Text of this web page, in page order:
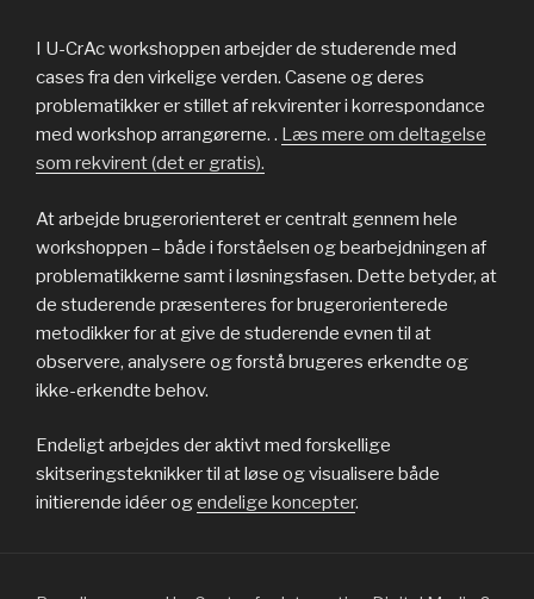
I U-CrAc workshoppen arbejder de studerende med
cases fra den virkelige verden. Casene og deres
problematikker er stillet af rekvirenter i korrespondance
med workshop arrangørerne. . Læs mere om deltagelse
som rekvirent (det er gratis).
At arbejde brugerorienteret er centralt gennem hele
workshoppen – både i forståelsen og bearbejdningen af
problematikkerne samt i løsningsfasen. Dette betyder, at
de studerende præsenteres for brugerorienterede
metodikker for at give de studerende evnen til at
observere, analysere og forstå brugeres erkendte og
ikke-erkendte behov.
Endeligt arbejdes der aktivt med forskellige
skitseringsteknikker til at løse og visualisere både
initierende idéer ogendelige koncepter.